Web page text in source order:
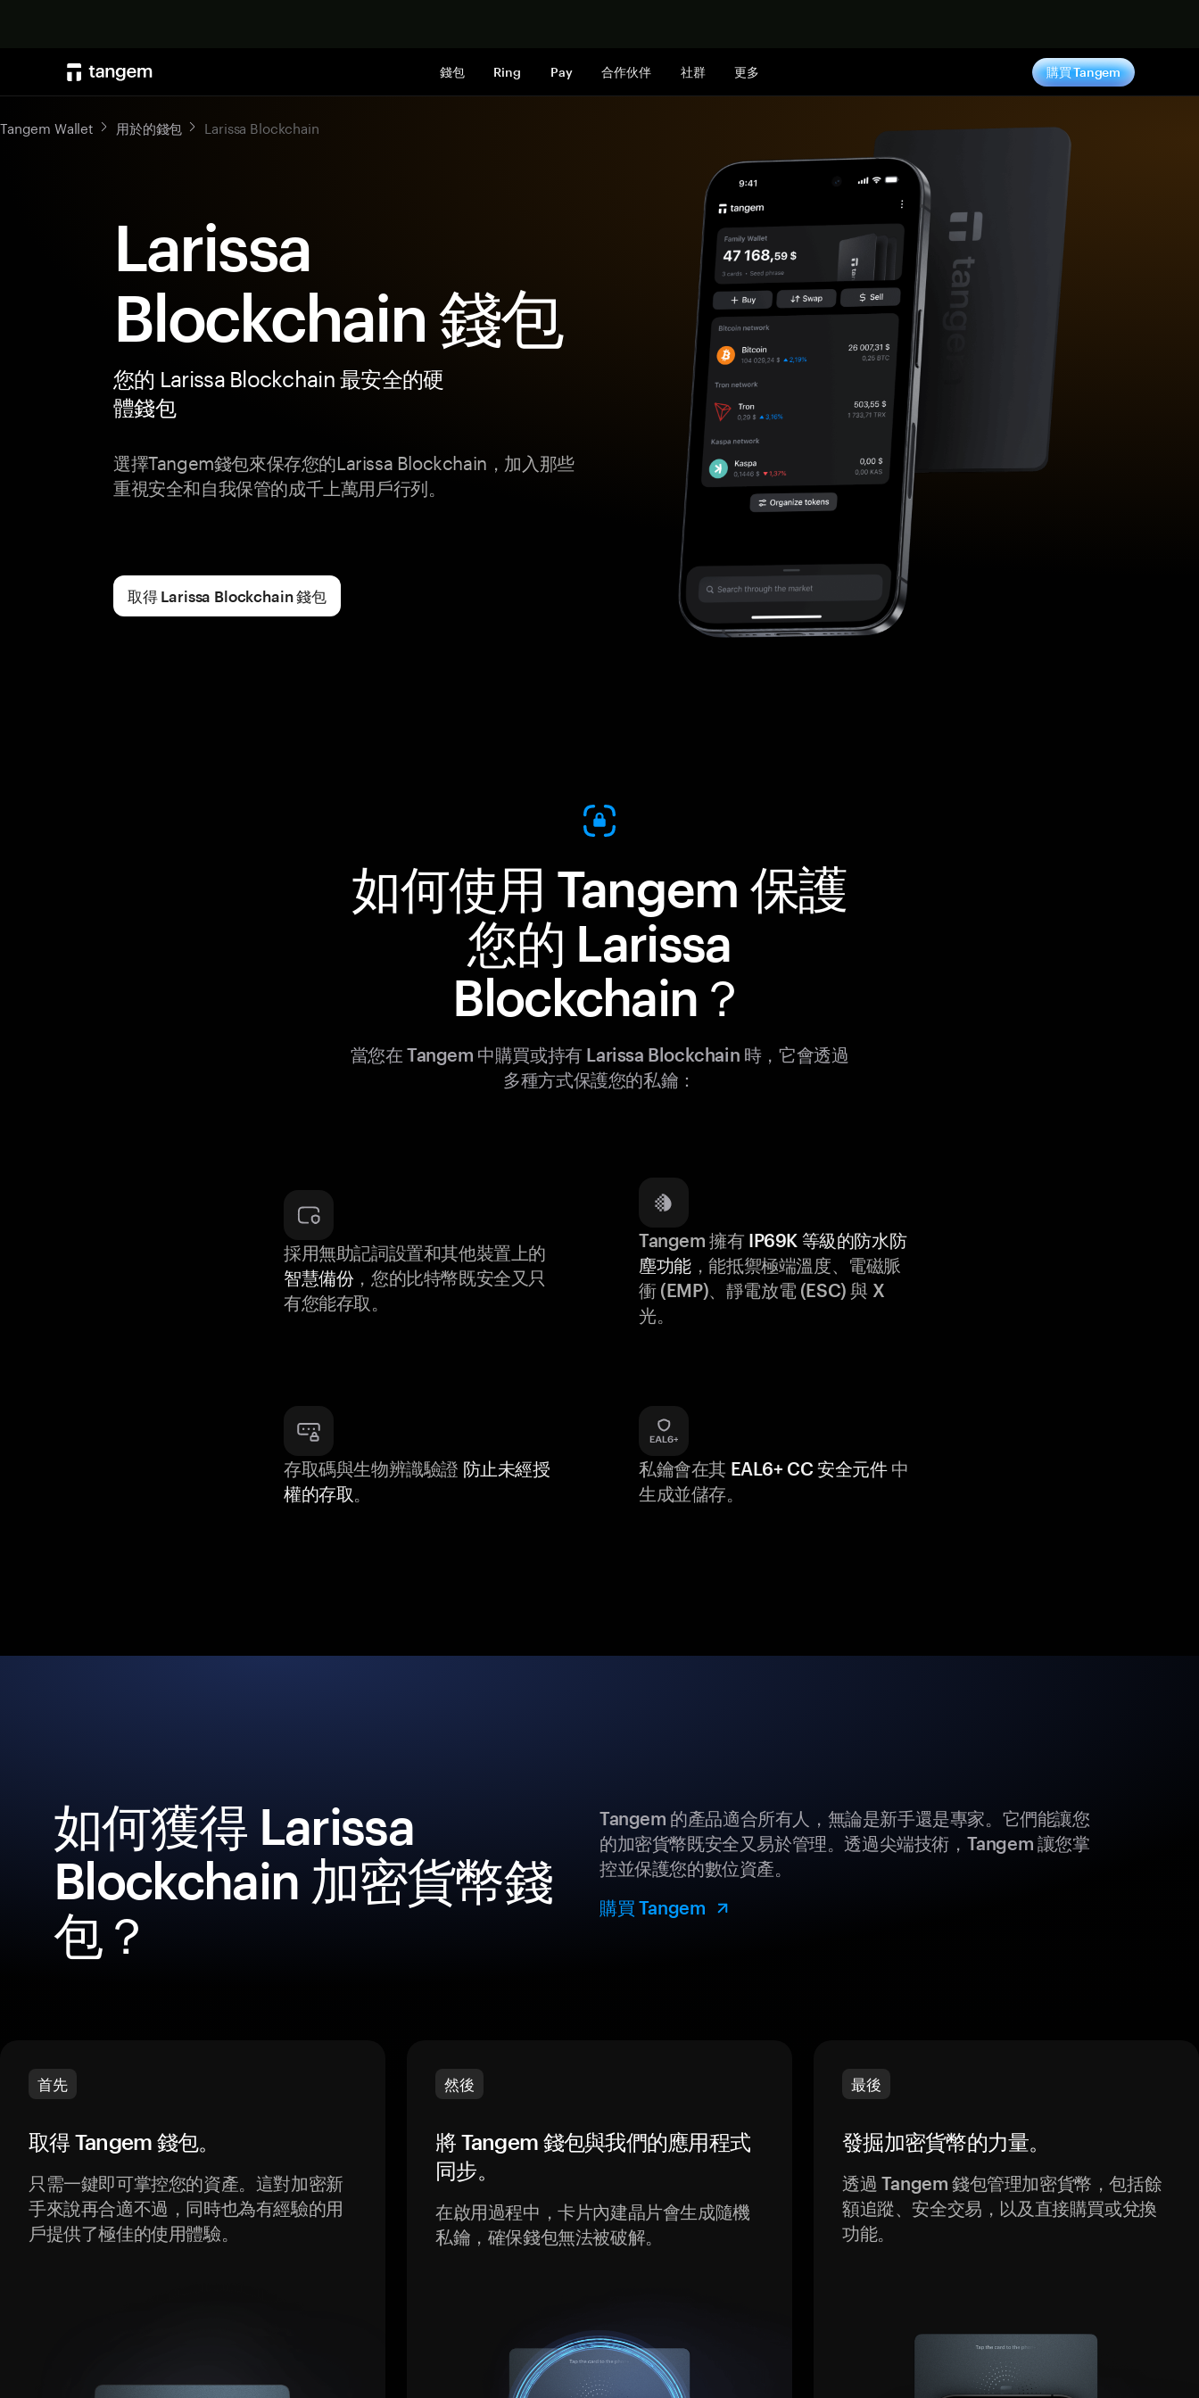
錢包 Ring Pay 合作伙伴 社群 更多 購買 Tangem
Tangem Wallet 用於的錢包 Larissa Blockchain
Larissa
Blockchain 錢包
您的 Larissa Blockchain 最安全的硬
體錢包
選擇Tangem錢包來保存您的Larissa Blockchain，加入那些
重視安全和自我保管的成千上萬用戶行列。
取得 Larissa Blockchain 錢包
如何使用 Tangem 保護
您的 Larissa
Blockchain？
當您在 Tangem 中購買或持有 Larissa Blockchain 時，它會透過
多種方式保護您的私鑰：
採用無助記詞設置和其他裝置上的
智慧備份，您的比特幣既安全又只
有您能存取。
Tangem 擁有 IP69K 等級的防水防
塵功能，能抵禦極端溫度、電磁脈
衝 (EMP)、靜電放電 (ESC) 與 X
光。
存取碼與生物辨識驗證 防止未經授
權的存取。
私鑰會在其 EAL6+ CC 安全元件中
生成並儲存。
如何獲得 Larissa
Blockchain 加密貨幣錢
包？
Tangem 的產品適合所有人，無論是新手還是專家。它們能讓您
的加密貨幣既安全又易於管理。透過尖端技術，Tangem 讓您掌
控並保護您的數位資產。
購買 Tangem
首先
取得 Tangem 錢包。
只需一鍵即可掌控您的資產。這對加密新
手來說再合適不過，同時也為有經驗的用
戶提供了極佳的使用體驗。
然後
將 Tangem 錢包與我們的應用程式
同步。
在啟用過程中，卡片內建晶片會生成隨機
私鑰，確保錢包無法被破解。
最後
發掘加密貨幣的力量。
透過 Tangem 錢包管理加密貨幣，包括餘
額追蹤、安全交易，以及直接購買或兌換
功能。